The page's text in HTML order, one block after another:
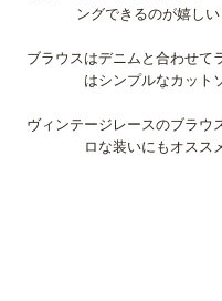
ングできるのが嬉しい
ブラウスはデニムと合わせて
はシンプルなカット
ヴィンテージレースのブラウ
ロな装いにもオスス